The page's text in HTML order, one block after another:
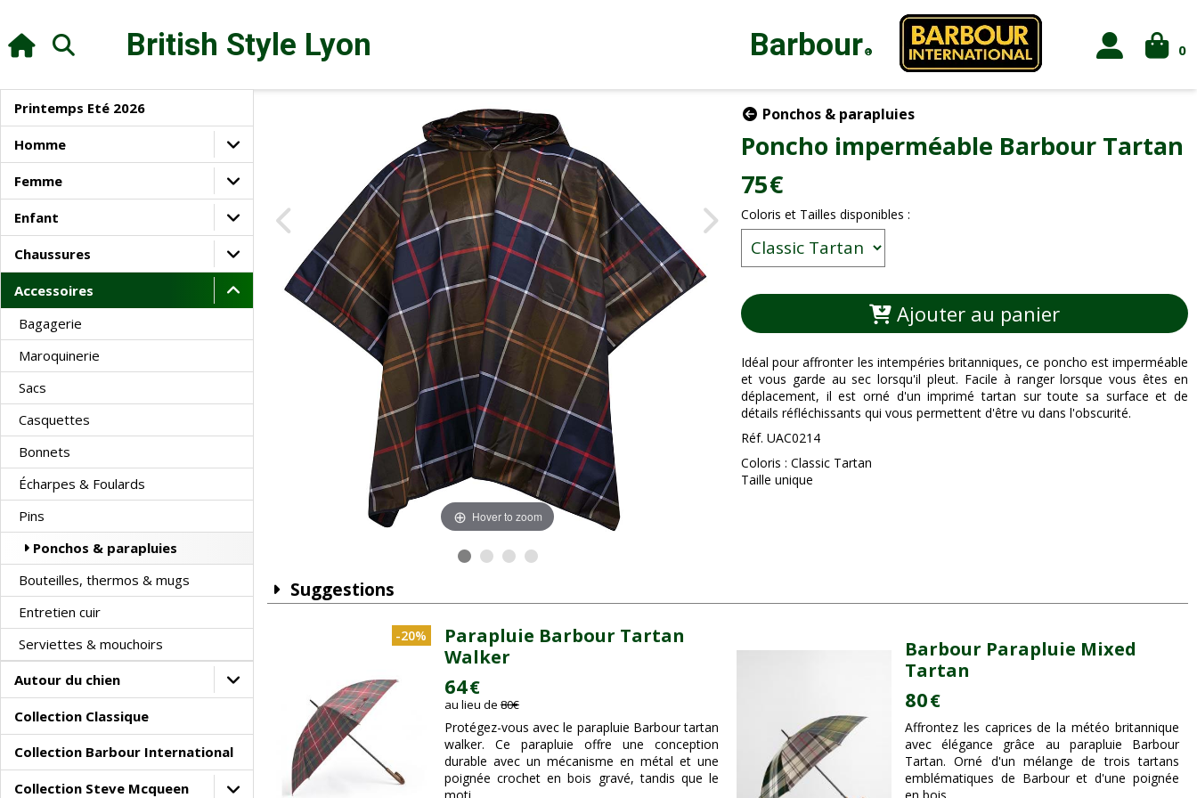
British Style Lyon Barbour® 0
Printemps Eté 2026
Homme
Femme
Enfant
Chaussures
Accessoires
Bagagerie
Maroquinerie
Sacs
Casquettes
Bonnets
Écharpes & Foulards
Pins
Ponchos & parapluies
Bouteilles, thermos & mugs
Entretien cuir
Serviettes & mouchoirs
Autour du chien
Collection Classique
Collection Barbour International
Collection Steve Mcqueen
Hover to zoom
Ponchos & parapluies
Poncho imperméable Barbour Tartan
75€
Coloris et Tailles disponibles :
Ajouter au panier
Idéal pour affronter les intempéries britanniques, ce poncho est imperméable
et vous garde au sec lorsqu'il pleut. Facile à ranger lorsque vous êtes en
déplacement, il est orné d'un imprimé tartan sur toute sa surface et de
détails réfléchissants qui vous permettent d'être vu dans l'obscurité.
Réf. UAC0214
Coloris : Classic Tartan
Taille unique
Suggestions
-20%
Parapluie Barbour Tartan
Walker
64€
au lieu de 80€
Protégez-vous avec le parapluie Barbour tartan
walker. Ce parapluie offre une conception
durable avec un mécanisme en métal et une
poignée crochet en bois gravé, tandis que le
Barbour Parapluie Mixed
Tartan
80€
Affrontez les caprices de la météo britannique
avec élégance grâce au parapluie Barbour
Tartan. Orné d'un mélange de trois tartans
emblématiques de Barbour et d'une poignée